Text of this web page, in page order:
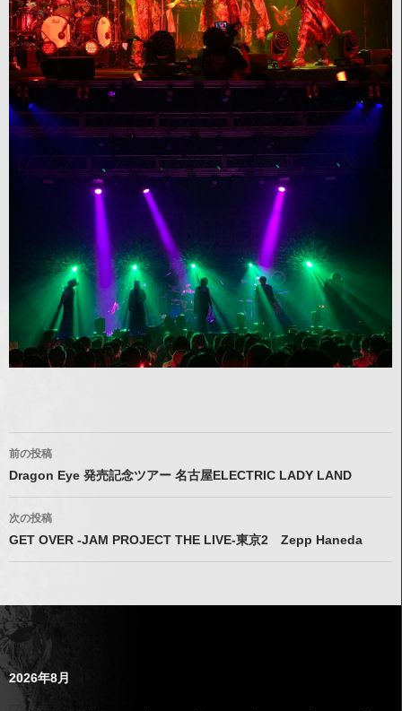
投稿ナビゲーション
前の投稿
Dragon Eye 発売記念ツアー 名古屋ELECTRIC LADY LAND
次の投稿
GET OVER -JAM PROJECT THE LIVE-東京2 Zepp Haneda
2026年8月